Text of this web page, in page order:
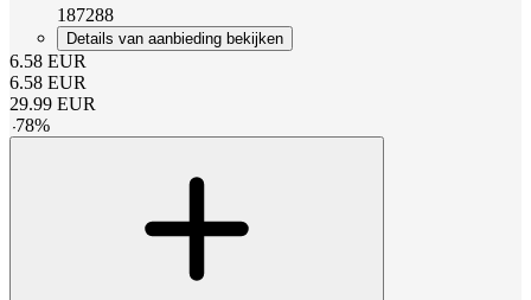
187288
Details van aanbieding bekijken
6.58 EUR
6.58 EUR
29.99 EUR
-78%